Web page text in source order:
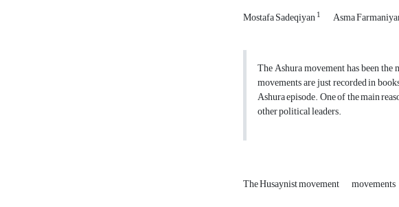
Mostafa Sadeqiyan1 Asma
The Ashura movement has been
movements are just recorded in
Ashura episode. One of the main
other political leaders.
The Husaynist movement movements